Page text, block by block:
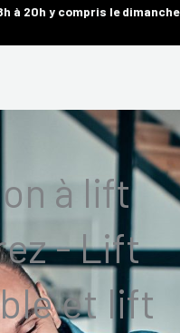
à 20h y compris le
à lift
- Lift
et lift